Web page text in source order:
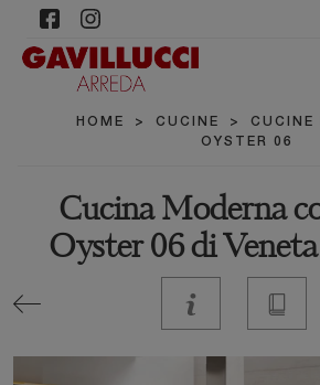
HOME > CUCINE > CUCINE
OYSTER 06
Cucina Moderna
Oyster 06 di